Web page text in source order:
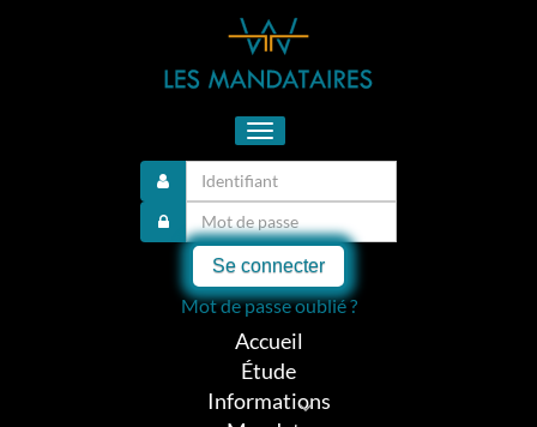
Toggle
navigation
Se connecter
Mot de passe oublié ?
Accueil
Étude
Informations